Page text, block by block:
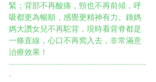
緊；背部不再酸痛，頸也不再前傾，呼
吸都更為暢順，感覺更精神有力。鍾媽
媽大讚女兒不再駝背，現時看背脊都是
一條直線，心口不再窩入去，非常滿意
治療效果！
-----------------------------------------------
-